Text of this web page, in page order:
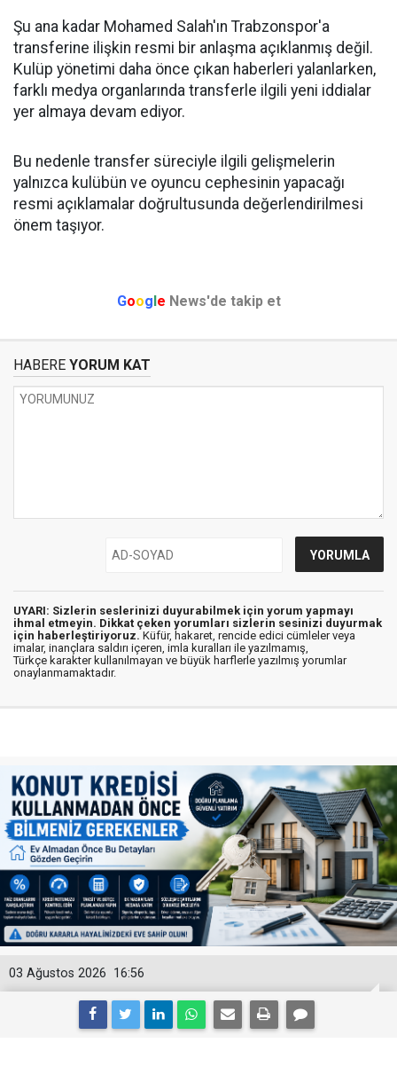
Şu ana kadar Mohamed Salah'ın Trabzonspor'a
transferine ilişkin resmi bir anlaşma açıklanmış değil.
Kulüp yönetimi daha önce çıkan haberleri yalanlarken,
farklı medya organlarında transferle ilgili yeni iddialar
yer almaya devam ediyor.
Bu nedenle transfer süreciyle ilgili gelişmelerin
yalnızca kulübün ve oyuncu cephesinin yapacağı
resmi açıklamalar doğrultusunda değerlendirilmesi
önem taşıyor.
Google News'de takip et
HABERE YORUM KAT
UYARI: Sizlerin seslerinizi duyurabilmek için yorum yapmayı
ihmal etmeyin. Dikkat çeken yorumları sizlerin sesinizi duyurmak
için haberleştiriyoruz. Küfür, hakaret, rencide edici cümleler veya
imalar, inançlara saldırı içeren, imla kuralları ile yazılmamış,
Türkçe karakter kullanılmayan ve büyük harflerle yazılmış yorumlar
onaylanmamaktadır.
16:56
03 Ağustos 2026